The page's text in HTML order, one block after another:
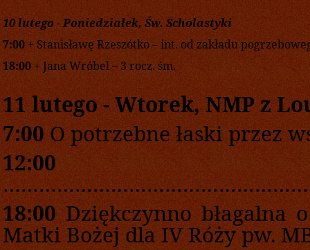
10lutego -Poniedziałek, Św. Scholastyki
7:00 + Stanisławę Rzeszótko – int. od zakładu
18:00 + Jana Wróbel – 3 rocz. śm.
11 lutego -Wtorek, NMP z
7:00 O potrzebne łaski przez
12:00
18:00 Dziękczynno błagalna
Matki Bożej dla IV Róży pw.